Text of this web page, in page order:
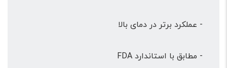
- عملکرد برتر در دمای بالا
- مطابق با استاندارد FDA